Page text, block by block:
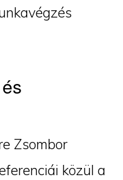
Zsombor
közül a